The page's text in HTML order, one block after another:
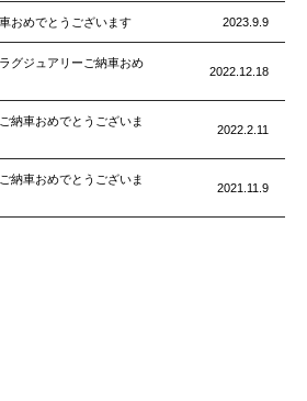
おめでとうございます 2023.9.9
グジュアリーご納車おめ
2022.12.18
納車おめでとうございま
2022.2.11
納車おめでとうございま
2021.11.9